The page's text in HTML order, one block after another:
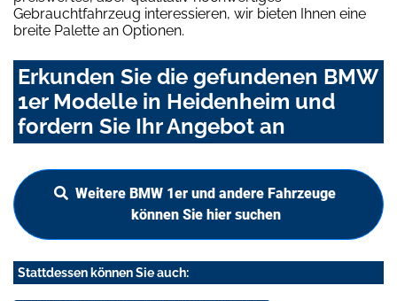
Gebrauchtfahrzeug interessieren, wir bieten Ihnen eine
breite Palette an Optionen.
Erkunden Sie die gefundenen BMW
1er Modelle in Heidenheim und
fordern Sie Ihr Angebot an
Weitere BMW 1er und andere Fahrzeuge
können Sie hier suchen
Stattdessen können Sie auch: